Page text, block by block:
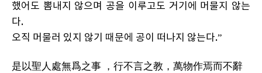
했어도 뽐내지 않으며 공을 이루고도 거기에 머물지 않는
다.
오직 머물러 있지 않기 때문에 공이 떠나지 않는다.”
是以聖人處無爲之事 ，行不言之教，萬物作焉而不辭